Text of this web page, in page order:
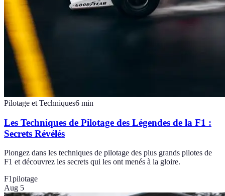
Pilotage et Techniques6 min
Les Techniques de Pilotage des Légendes de la F1 :
Secrets Révélés
Plongez dans les techniques de pilotage des plus grands pilotes de
F1 et découvrez les secrets qui les ont menés à la gloire.
F1pilotage
Aug 5